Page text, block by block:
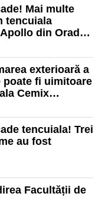
Mai multe
tencuiala
din Oradea
din Oradea
exterioară a
poate fi uimitoare
Cemix
10% la minim 100
tencuiala! Trei
au fost
Facultății de